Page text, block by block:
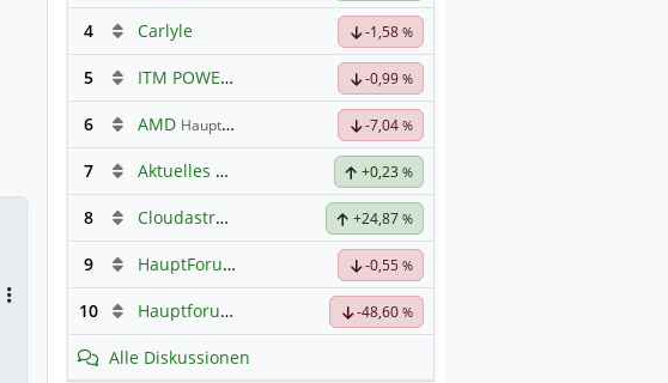
4 Carlyle -1,58%
5 ITM POWER -0,99%
6 AMD Hauptdiskussion -7,04%
7 Aktuelles zu Almonty Industries +0,23 %
8 Cloudastructure Inc Registered Shs-A- +24,87%
9 HauptForum SK HYNIC -0,55%
10 Hauptforum zu LMG -48,60%
Alle Diskussionen